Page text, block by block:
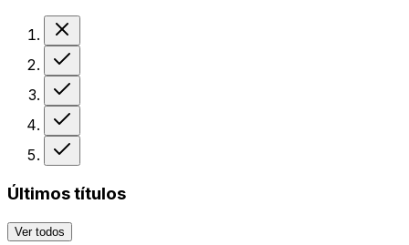
Últimos títulos
Ver todos